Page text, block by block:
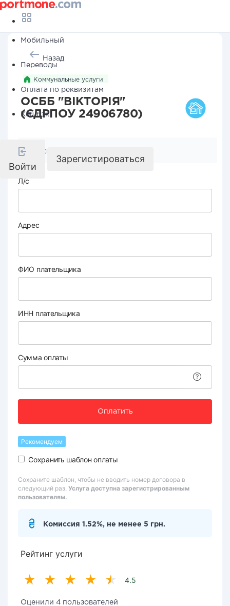
Мобильный
Переводы
Оплата по реквизитам
Кешбэк
Войти
Зарегистироваться
Назад
Коммунальные услуги
ОСББ "ВІКТОРІЯ"
(ЄДРПОУ 24906780)
Реквизиты компании
Л/с
Адрес
ФИО плательщика
ИНН плательщика
Сумма оплаты
Оплатить
Рекомендуем
Сохранить шаблон оплаты
Сохраните шаблон, чтобы не вводить номер договора в
следующий раз. Услуга доступна зарегистрированным
пользователям.
Комиссия 1.52%, не менее 5 грн.
Рейтинг услуги
4.5
Оценили 4 пользователей